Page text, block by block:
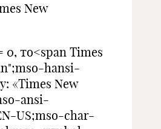
New
0, то<span Times
hansi-
«Times New
ansi-
US;mso-char-